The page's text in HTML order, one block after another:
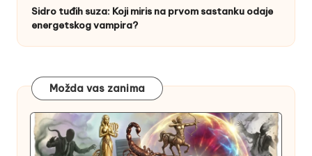
Sidro tuđih suza: Koji miris na prvom sastanku odaje
energetskog vampira?
Možda vas zanima